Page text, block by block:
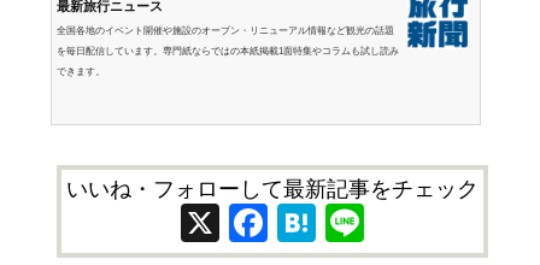
最新旅行ニュース
全国各地のイベント開催や施設のオープン・リニューアル情報など観光の話題
を毎日配信しています。専門紙ならではの本紙掲載1面特集やコラムも試し読み
できます。
いいね・フォローして最新記事をチェック
X Facebook
Hatena